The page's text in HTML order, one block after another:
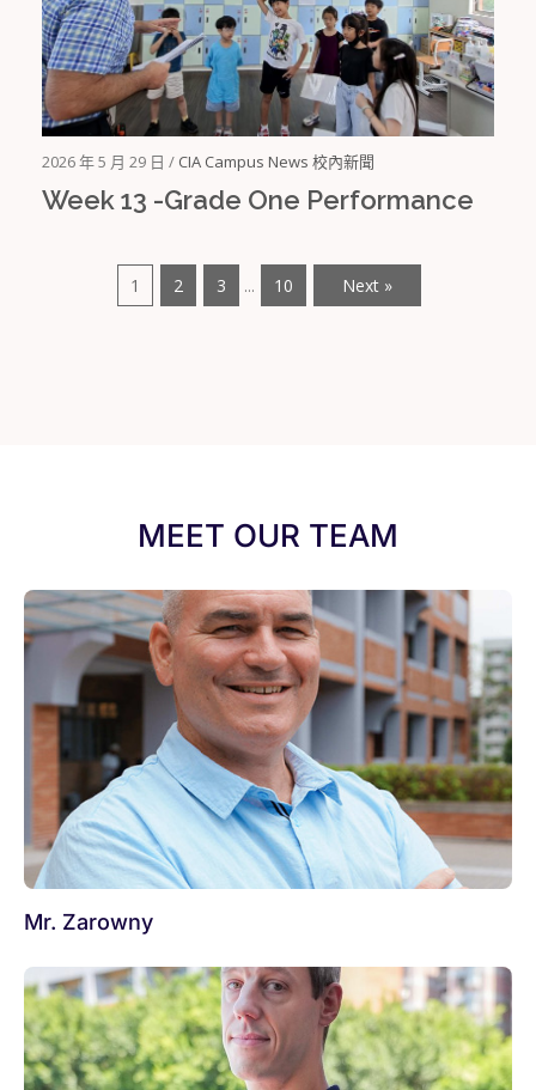
2026 年 5 月 29 日 / CIA Campus News 校內新聞
Week 13 -Grade One Performance
1 2 3 ... 10 Next »
MEET OUR TEAM
Mr. Zarowny